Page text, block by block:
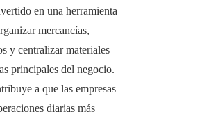
en una herramienta
mercancías,
y centralizar materiales
principales del negocio.
a que las empresas
diarias más